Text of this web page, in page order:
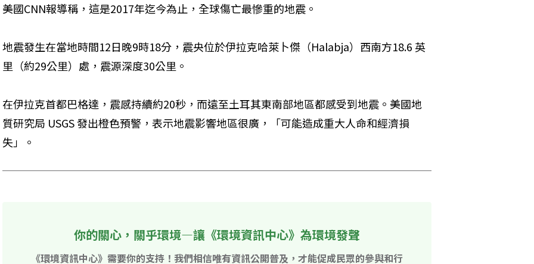
美國CNN報導稱，這是2017年迄今為止，全球傷亡最慘重的地震。
地震發生在當地時間12日晚9時18分，震央位於伊拉克哈萊卜傑（Halabja）西南方18.6 英
里（約29公里）處，震源深度30公里。
在伊拉克首都巴格達，震感持續約20秒，而遠至土耳其東南部地區都感受到地震。美國地
質研究局 USGS 發出橙色預警，表示地震影響地區很廣，「可能造成重大人命和經濟損
失」。
你的關心，關乎環境—讓《環境資訊中心》為環境發聲
《環境資訊中心》需要你的支持！我們相信唯有資訊公開普及，才能促成民眾的參與和行